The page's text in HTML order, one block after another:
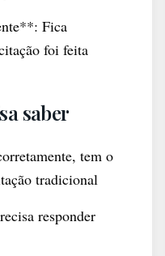
Fica
foi feita
saber
tem o
tradicional
responder